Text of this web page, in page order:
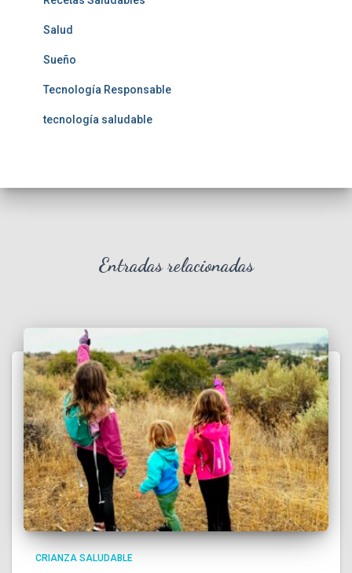
Salud
Sueño
Tecnología Responsable
tecnología saludable
Entradas relacionadas
CRIANZA SALUDABLE